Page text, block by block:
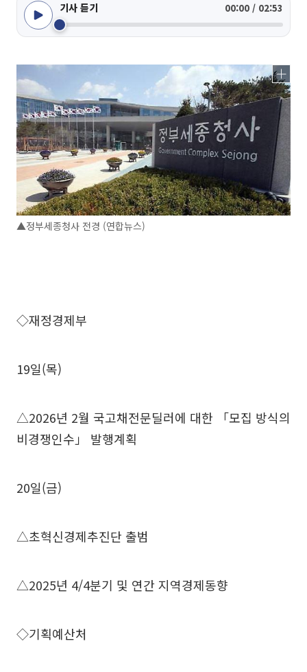
기사 듣기 00:00 / 02:53
▲정부세종청사 전경 (연합뉴스)
◇재정경제부
19일(목)
△2026년 2월 국고채전문딜러에 대한 「모집 방식의
비경쟁인수」 발행계획
20일(금)
△초혁신경제추진단 출범
△2025년 4/4분기 및 연간 지역경제동향
◇기획예산처